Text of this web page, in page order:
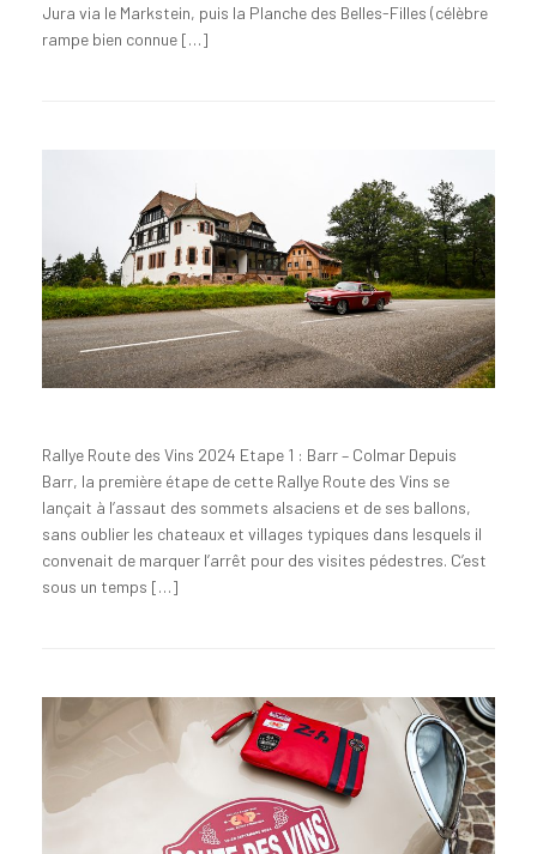
Jura via le Markstein, puis la Planche des Belles-Filles (célèbre
rampe bien connue […]
Rallye Route des Vins 2024 Etape 1 : Barr – Colmar Depuis
Barr, la première étape de cette Rallye Route des Vins se
lançait à l’assaut des sommets alsaciens et de ses ballons,
sans oublier les chateaux et villages typiques dans lesquels il
convenait de marquer l’arrêt pour des visites pédestres. C’est
sous un temps […]